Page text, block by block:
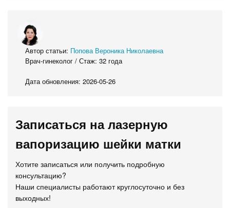
Автор статьи: Попова Вероника Николаевна
Врач-гинеколог / Стаж: 32 года
Дата обновления: 2026-05-26
Записаться на лазерную
вапоризацию шейки матки
Хотите записаться или получить подробную
консультацию?
Наши специалисты работают круглосуточно и без
выходных!